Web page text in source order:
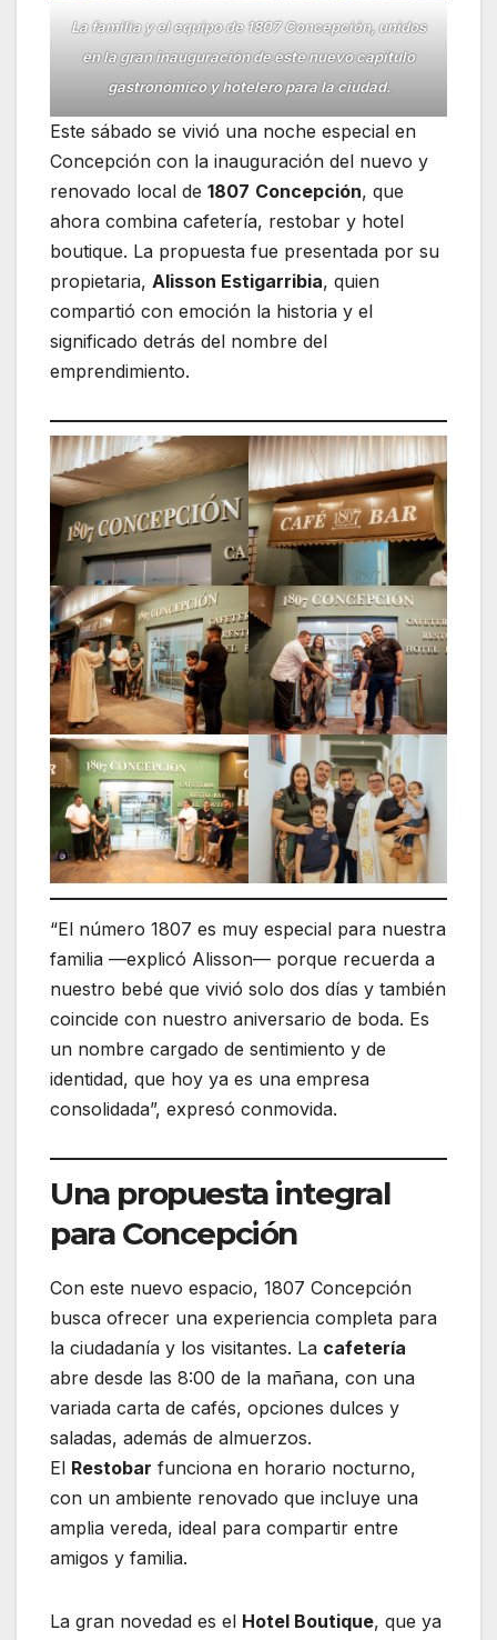
La familia y el equipo de 1807 Concepción, unidos
en la gran inauguración de este nuevo capítulo
gastronómico y hotelero para la ciudad.
Este sábado se vivió una noche especial en
Concepción con la inauguración del nuevo y
renovado local de 1807 Concepción, que
ahora combina cafetería, restobar y hotel
boutique. La propuesta fue presentada por su
propietaria, Alisson Estigarribia, quien
compartió con emoción la historia y el
significado detrás del nombre del
emprendimiento.
“El número 1807 es muy especial para nuestra
familia —explicó Alisson— porque recuerda a
nuestro bebé que vivió solo dos días y también
coincide con nuestro aniversario de boda. Es
un nombre cargado de sentimiento y de
identidad, que hoy ya es una empresa
consolidada”, expresó conmovida.
Una propuesta integral
para Concepción
Con este nuevo espacio, 1807 Concepción
busca ofrecer una experiencia completa para
la ciudadanía y los visitantes. La cafetería
abre desde las 8:00 de la mañana, con una
variada carta de cafés, opciones dulces y
saladas, además de almuerzos.
El Restobar funciona en horario nocturno,
con un ambiente renovado que incluye una
amplia vereda, ideal para compartir entre
amigos y familia.
La gran novedad es el Hotel Boutique, que ya